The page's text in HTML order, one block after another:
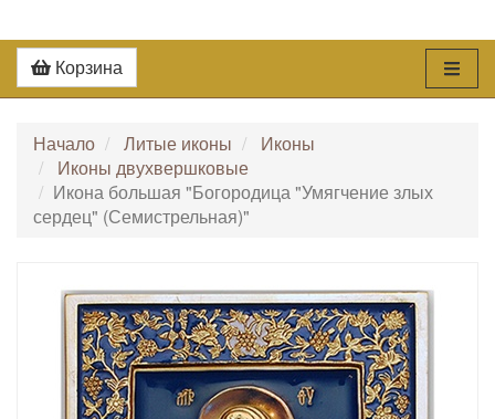
Корзина
Начало Литые иконы
Иконы
Иконы двухвершковые
Икона большая "Богородица "Умягчение злых
сердец" (Семистрельная)"